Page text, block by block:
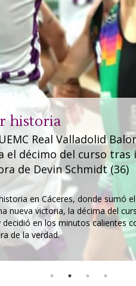
historia
Real Valladolid
décimo del curso
de Devin Schmidt (36)
en Cáceres, donde
nueva victoria, la décima del
en los minutos calientes
de la verdad.